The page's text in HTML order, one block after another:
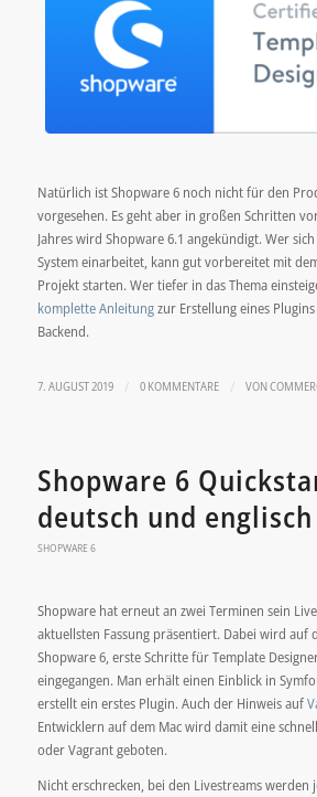
Natürlich ist Shopware 6 noch nicht für den
vorgesehen. Es geht aber in großen Schritten
Jahres wird Shopware 6.1 angekündigt. Wer
System einarbeitet, kann gut vorbereitet mit
Projekt starten. Wer tiefer in das Thema
komplette Anleitungzur Erstellung eines
Backend.
7. AUGUST 2019 / 0 KOMMENTARE / VON
Shopware 6
deutsch und englisch
SHOPWARE 6
Shopware hat erneut an zwei Terminen sein
aktuellsten Fassung präsentiert. Dabei wird auf
Shopware 6, erste Schritte für Template
eingegangen. Man erhält einen Einblick in
erstellt ein erstes Plugin. Auch der Hinweis auf
Entwicklern auf dem Mac wird damit eine
oder Vagrant geboten.
Nicht erschrecken, bei den Livestreams werden